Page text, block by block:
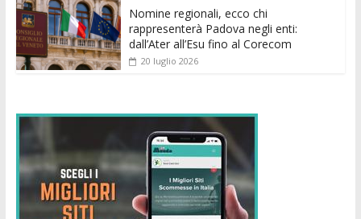
Nomine regionali, ecco chi
rappresenterà Padova negli enti:
dall’Ater all’Esu fino al Corecom
20 luglio 2026